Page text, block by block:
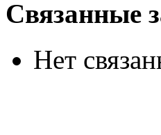
Связанные
Нет